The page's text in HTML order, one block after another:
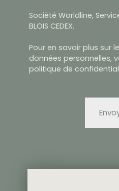
Société Worldline, Service
BLOIS CEDEX.
Pour en savoir plus sur
données personnelles,
politique de